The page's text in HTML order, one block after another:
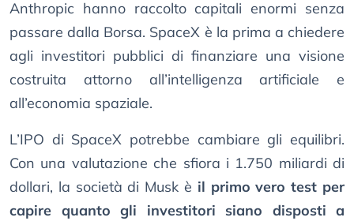
Anthropic hanno raccolto capitali enormi senza
passare dalla Borsa. SpaceX è la prima a chiedere
agli investitori pubblici di finanziare una visione
costruita attorno all’intelligenza artificiale e
all’economia spaziale.
L’IPO di SpaceX potrebbe cambiare gli equilibri.
Con una valutazione che sfiora i 1.750 miliardi di
dollari, la società di Musk è il primo vero test per
capire quanto gli investitori siano disposti a